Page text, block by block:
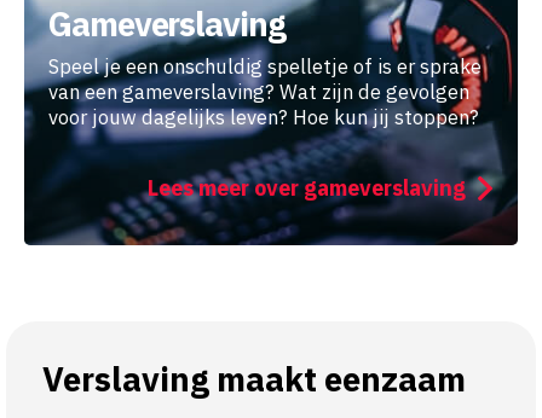
Gameverslaving
Speel je een onschuldig spelletje of is er sprake
van een gameverslaving? Wat zijn de gevolgen
voor jouw dagelijks leven? Hoe kun jij stoppen?
Lees meer over gameverslaving
Verslaving maakt eenzaam